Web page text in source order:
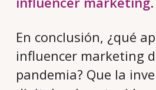
En conclusión, ¿qué
influencer marketing
pandemia? Que la